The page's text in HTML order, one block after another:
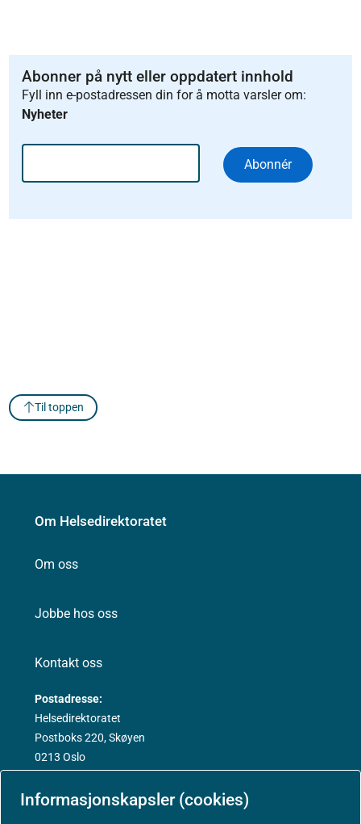
Informasjonskapsler (cookies)
Abonner på nytt eller oppdatert innhold
Fyll inn e-postadressen din for å motta varsler om:
Nyheter
Abonnér
Til toppen
Om Helsedirektoratet
Om oss
Jobbe hos oss
Kontakt oss
Postadresse:
Helsedirektoratet
Postboks 220, Skøyen
0213 Oslo